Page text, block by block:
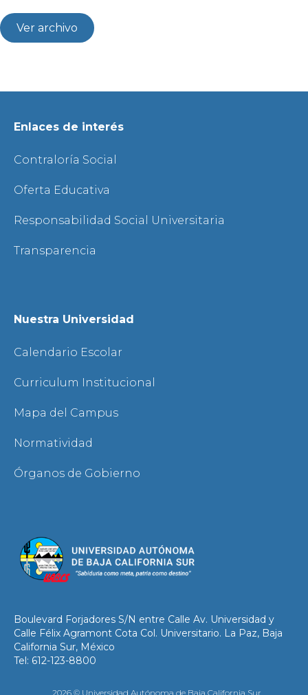
Ver archivo
Enlaces de interés
Contraloría Social
Oferta Educativa
Responsabilidad Social Universitaria
Transparencia
Nuestra Universidad
Calendario Escolar
Curriculum Institucional
Mapa del Campus
Normatividad
Órganos de Gobierno
Boulevard Forjadores S/N entre Calle Av. Universidad y
Calle Félix Agramont Cota Col. Universitario. La Paz, Baja
California Sur, México
Tel: 612-123-8800
2026 © Universidad Autónoma de Baja California Sur